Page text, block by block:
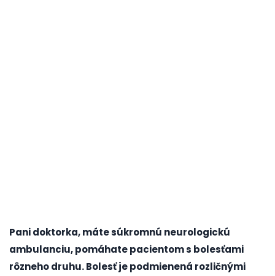
Pani doktorka, máte súkromnú neurologickú
ambulanciu, pomáhate pacientom s bolesťami
rôzneho druhu. Bolesť je podmienená rozličnými